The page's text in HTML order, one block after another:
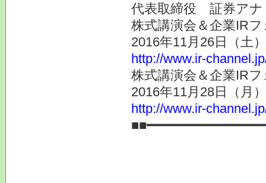
代表取締役 証券ア
株式講演会＆企業IR
2016年11月26日（
http://www.ir-
株式講演会＆企業IR
2016年11月28日（
http://www.ir-